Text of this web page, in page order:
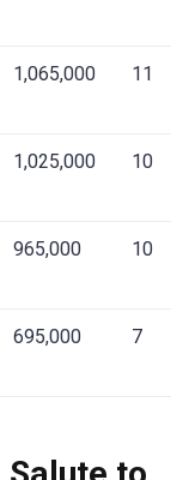
1,065,000 11
1,025,000 10
965,000 10
695,000 7